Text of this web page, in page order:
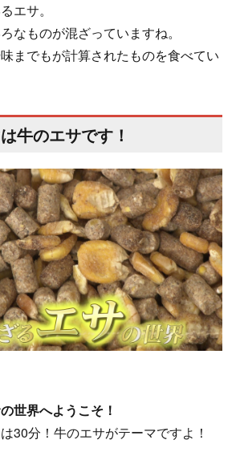
エサ。
なものが混ざっていますね。
までもが計算されたものを食べてい
牛のエサです！
世界へようこそ！
30分！牛のエサがテーマですよ！